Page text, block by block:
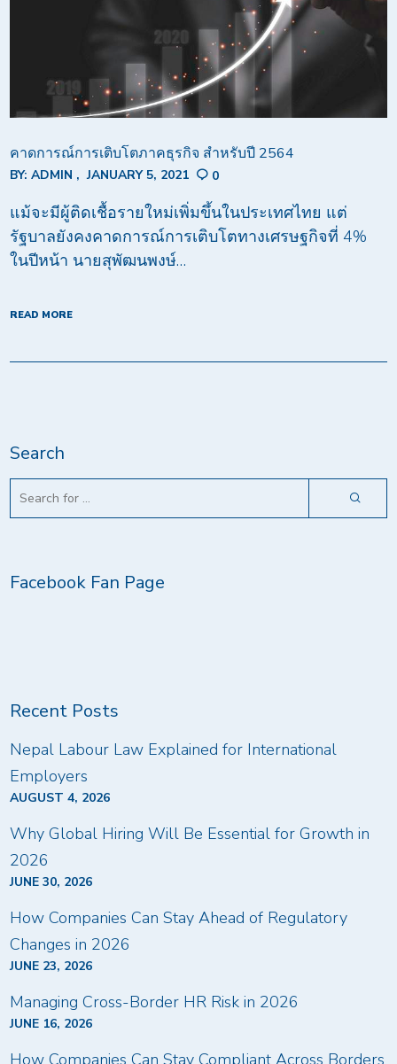
คาดการณ์การเติบโตภาคธุรกิจ สำหรับปี 2564
BY:ADMIN JANUARY 5, 2021 0
แม้จะมีผู้ติดเชื้อรายใหม่เพิ่มขึ้นในประเทศไทย แต่
รัฐบาลยังคงคาดการณ์การเติบโตทางเศรษฐกิจที่ 4%
ในปีหน้า นายสุพัฒนพงษ์…
READ MORE
Search
Facebook Fan Page
Recent Posts
Nepal Labour Law Explained for International
Employers
AUGUST 4, 2026
Why Global Hiring Will Be Essential for Growth in
2026
JUNE 30, 2026
How Companies Can Stay Ahead of Regulatory
Changes in 2026
JUNE 23, 2026
Managing Cross-Border HR Risk in 2026
JUNE 16, 2026
How Companies Can Stay Compliant Across Borders